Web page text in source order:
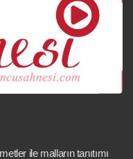
ile malların tanıtımı